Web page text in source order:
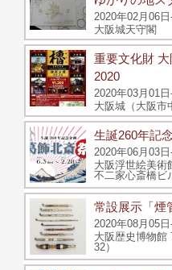
2020年02月06
大阪城天守閣
重要文化財
2020
2020年03月01
大阪城（大阪市
生誕260年記
2020年06月03
大阪浮世絵美術
不二家心斎橋ビ
常設展示「煙
2020年08月05
大阪歴史博物館
32）